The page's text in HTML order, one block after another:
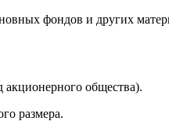
фондов и других
общества).
размера.